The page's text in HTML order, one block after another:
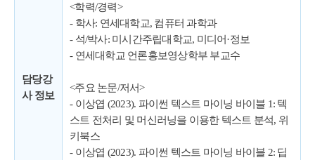
담당강
사 정보
<학력/경력>
- 학사: 연세대학교, 컴퓨터 과학과
- 석/박사: 미시간주립대학교, 미디어·정보
- 연세대학교 언론홍보영상학부 부교수
<주요 논문/저서>
- 이상엽 (2023). 파이썬 텍스트 마이닝 바이블 1: 텍
스트 전처리 및 머신러닝을 이용한 텍스트 분석, 위
키북스
- 이상엽 (2023). 파이썬 텍스트 마이닝 바이블 2: 딥